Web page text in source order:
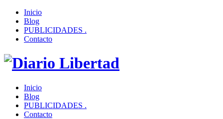
Inicio
Blog
PUBLICIDADES .
Contacto
Inicio
Blog
PUBLICIDADES .
Contacto